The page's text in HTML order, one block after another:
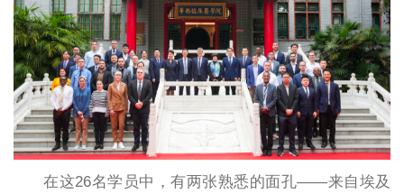
在这26名学员中，有两张熟悉的面孔——来自埃及